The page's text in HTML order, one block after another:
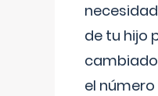
de tu hijo
el